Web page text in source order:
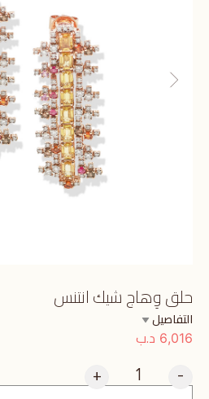
حلق وِهاج شيك انتنس
التفاصيل
6,016 د.ب
-
+